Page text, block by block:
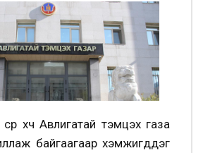
хүч Авлигатай тэмцэх газа
байгаагаар хэмжигддэг